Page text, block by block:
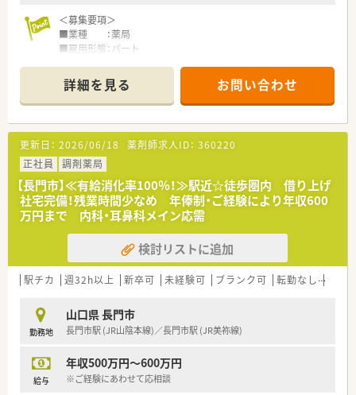
＜募集要項＞
■業種 ：薬局
■雇用形態：パート
■資格 ：薬剤師免許をお持ちの方（取得見込みの方を含む）
■給与 ：2,300円～2,500円
■休日 ：日祝＋その他シフトに準ずる
【こんな薬局です】立地や人数体制
■下関駅より車で5分程度の場所に店舗がございます。
■薬剤師5名、事務員3名が所属しており、薬剤師は常時3～4名、
事務員は常時2名です。
【業務内容】科目や枚数
■近隣のクリニックから複数科の処方箋を受けております。
■1日60枚程度を応需しており、在宅（施設）も請け負っておりま
【法人概要】
事業を続ける歴史ある薬局です。「地域に根ざした活動を通じ
て、地元の皆様から信頼・安心をいただける」ことを目指し、地域
医療への貢献を続けています。
ビスも展開しています。薬の提供にとどまらず、介護の面からも
地域住民の健康と安心な生活を総合的に支える体制を構築して
詳細を見る お問い合わせ
更新日： 2026/06/18 薬剤師求人ID： 360220
正社員
調剤薬局
【長門市】≪有給消化率100％！≫駅近☆徒歩圏内 借り上げ
社宅完備！残業時間少なめ 年俸制・ご経験により年収600
万円まで 内科・耳鼻科メイン応需
検討リストに追加
駅チカ 週32h以上 新卒可 未経験可 ブランク可 転勤なし
勤務地
山口県 長門市
長門市駅 (JR山陰本線)／長門市駅 (JR美祢線)
給与
年収500万円～600万円
※ご経験にあわせて応相談